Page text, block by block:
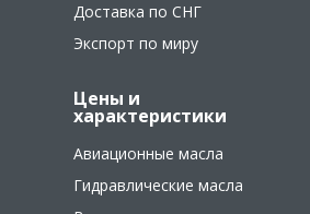
Доставка по СНГ
Экспорт по миру
Цены и
характеристики
Авиационные масла
Гидравлические масла